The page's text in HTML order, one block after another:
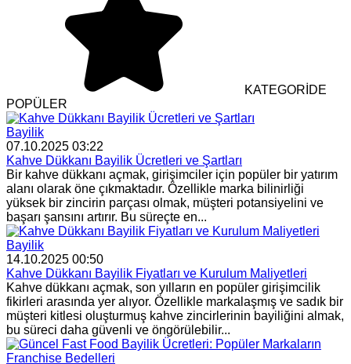
KATEGORİDE
POPÜLER
Bayilik
07.10.2025 03:22
Kahve Dükkanı Bayilik Ücretleri ve Şartları
Bir kahve dükkanı açmak, girişimciler için popüler bir yatırım
alanı olarak öne çıkmaktadır. Özellikle marka bilinirliği
yüksek bir zincirin parçası olmak, müşteri potansiyelini ve
başarı şansını artırır. Bu süreçte en...
Bayilik
14.10.2025 00:50
Kahve Dükkanı Bayilik Fiyatları ve Kurulum Maliyetleri
Kahve dükkanı açmak, son yılların en popüler girişimcilik
fikirleri arasında yer alıyor. Özellikle markalaşmış ve sadık bir
müşteri kitlesi oluşturmuş kahve zincirlerinin bayiliğini almak,
bu süreci daha güvenli ve öngörülebilir...